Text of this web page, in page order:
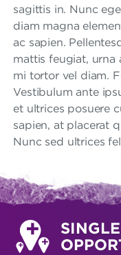
sagittis in. Nunc
diam magna
ac sapien.
mattis feugiat, urna
mi tortor vel diam.
Vestibulum ante
et ultrices posuere
sapien, at placerat
Nunc sed ultrices